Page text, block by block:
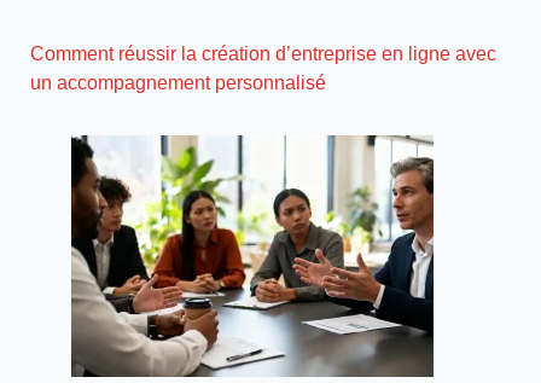
Comment réussir la création d’entreprise en ligne avec
un accompagnement personnalisé